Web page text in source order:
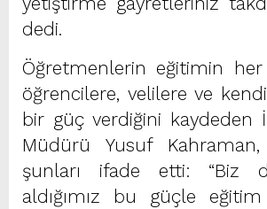
dedi.
Öğretmenlerin eğitimin her
öğrencilere, velilere ve
bir güç verdiğini kaydeden
Müdürü Yusuf
şunları ifade etti: “Biz
aldığımız bu güçle